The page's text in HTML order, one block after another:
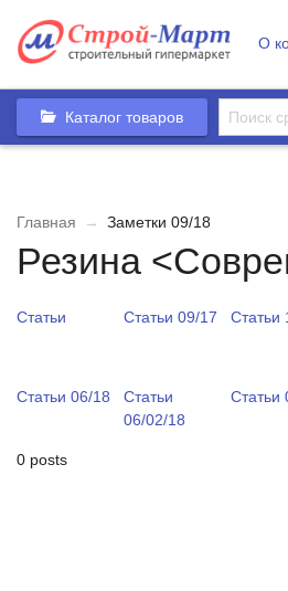
О
Каталог товаров
Главная → Заметки 09/18
Резина
Статьи Статьи 09/17 Статьи
Статьи 06/18
Статьи
06/02/18
Статьи
0 posts